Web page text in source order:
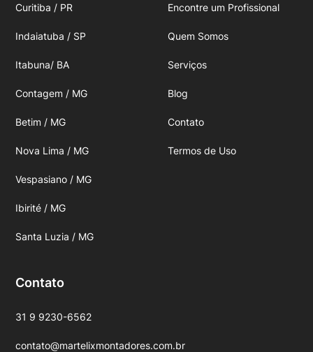
Curitiba / PR
Indaiatuba / SP
Itabuna/ BA
Contagem / MG
Betim / MG
Nova Lima / MG
Vespasiano / MG
Ibirité / MG
Santa Luzia / MG
Encontre um Profissional
Quem Somos
Serviços
Blog
Contato
Termos de Uso
Contato
31 9 9230-6562
contato@martelixmontadores.com.br